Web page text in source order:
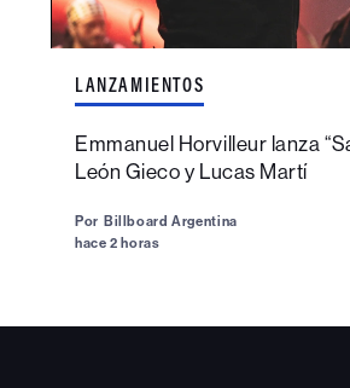
LANZAMIENTOS
Emmanuel Horvilleur lanza
León Gieco y Lucas Martí
Por Billboard Argentina
hace 2 horas